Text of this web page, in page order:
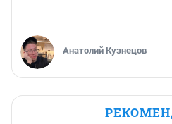
Анатолий Кузнецов